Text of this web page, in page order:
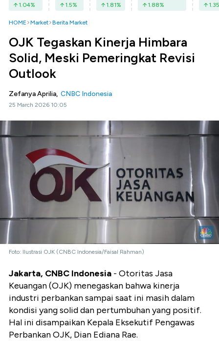
1.04% 1.5% 1.81% 1.88% 1.35
HOME Market Berita Market
OJK Tegaskan Kinerja Himbara
Solid, Meski Pemeringkat Revisi
Outlook
Zefanya Aprilia, CNBC Indonesia
25 March 2026 10:05
Foto: Ilustrasi OJK (CNBC Indonesia/Faisal Rahman)
Jakarta, CNBC Indonesia - Otoritas Jasa
Keuangan (OJK) menegaskan bahwa kinerja
industri perbankan sampai saat ini masih dalam
kondisi yang solid dan pertumbuhan yang positif.
Hal ini disampaikan Kepala Eksekutif Pengawas
Perbankan OJK, Dian Ediana Rae.